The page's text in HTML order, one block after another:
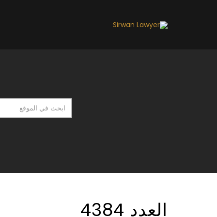
ابحث
في
العدد 4384